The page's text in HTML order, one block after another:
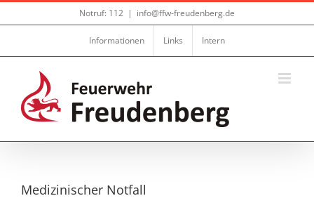
Zum
Notruf: 112 | info@ffw-freudenberg.de
Informationen Links Intern
Medizinischer Notfall